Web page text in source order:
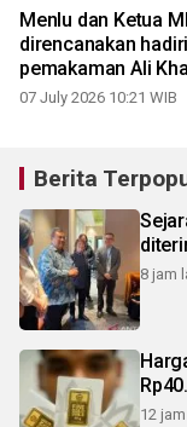
Menlu dan Ketua
direncanakan hadiri
pemakaman Ali
07 July 2026 10:21 WIB
Berita
8 jam
12